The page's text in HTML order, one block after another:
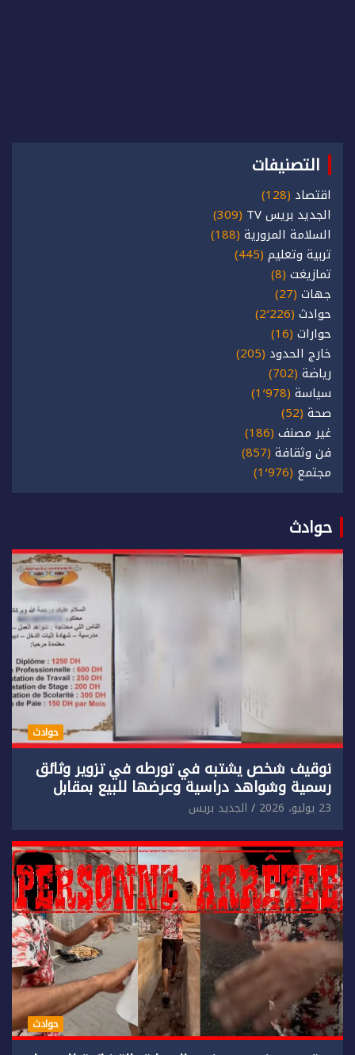
التصنيفات
اقتصاد (128)
الجديد بريس TV
(309)
السلامة المرورية (188)
تربية وتعليم (445)
تمازيغت (8)
جهات (27)
حوادث (2٬226)
حوارات (16)
خارج الحدود (205)
رياضة (702)
سياسة (1٬978)
صحة (52)
غير مصنف (186)
فن وثقافة (857)
مجتمع (1٬976)
حوادث
حوادث
توقيف شخص يشتبه في تورطه في تزوير وثائق
رسمية وشواهد دراسية وعرضها للبيع بمقابل
مادي.
23 يوليو، 2026 الجديد بريس
حوادث